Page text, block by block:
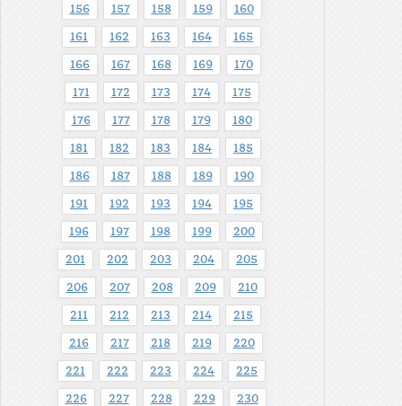
156 157 158 159 160
161 162 163 164 165
166 167 168 169 170
171 172 173 174 175
176 177 178 179 180
181 182 183 184 185
186 187 188 189 190
191 192 193 194 195
196 197 198 199 200
201 202 203 204 205
206 207 208 209 210
211 212 213 214 215
216 217 218 219 220
221 222 223 224 225
226 227 228 229 230